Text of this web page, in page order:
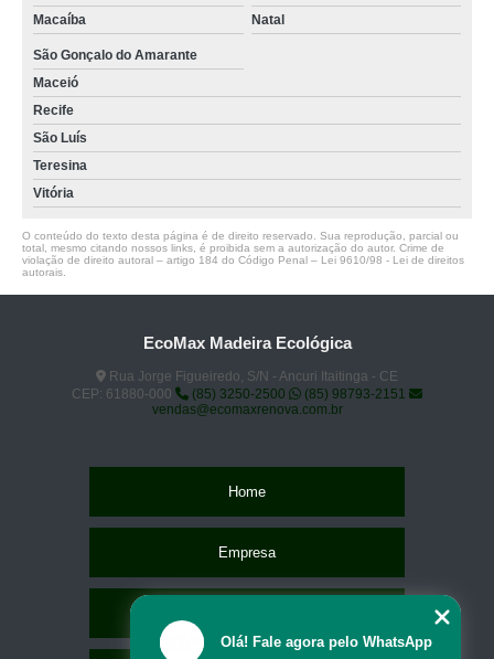
Macaíba
Natal
São Gonçalo do Amarante
Maceió
Recife
São Luís
Teresina
Vitória
O conteúdo do texto desta página é de direito reservado. Sua reprodução, parcial ou
total, mesmo citando nossos links, é proibida sem a autorização do autor. Crime de
violação de direito autoral – artigo 184 do Código Penal – Lei 9610/98 - Lei de direitos
autorais
EcoMax Madeira Ecológica
Rua Jorge Figueiredo, S/N - Ancuri Itaitinga - CE
CEP: 61880-000
(85) 3250-2500
(85) 98793-2151
vendas@ecomaxrenova.com.br
Home
Empresa
Olá! Fale agora pelo WhatsApp